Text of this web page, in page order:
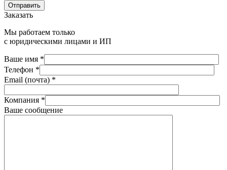
Отправить
Заказать
Мы работаем только
с юридическими лицами и ИП
Ваше имя *
Телефон *
Email (почта) *
Компания *
Ваше сообщение